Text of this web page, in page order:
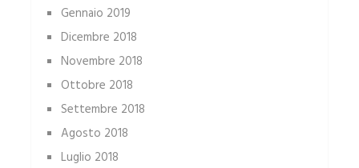
Gennaio 2019
Dicembre 2018
Novembre 2018
Ottobre 2018
Settembre 2018
Agosto 2018
Luglio 2018